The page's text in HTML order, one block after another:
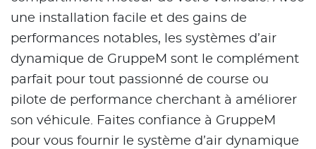
une installation facile et des gains de
performances notables, les systèmes d’air
dynamique de GruppeM sont le complément
parfait pour tout passionné de course ou
pilote de performance cherchant à améliorer
son véhicule. Faites confiance à GruppeM
pour vous fournir le système d’air dynamique